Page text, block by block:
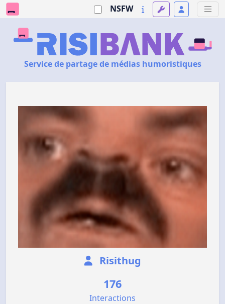
NSFW
Service de partage de médias humoristiques
Risithug
176
Interactions